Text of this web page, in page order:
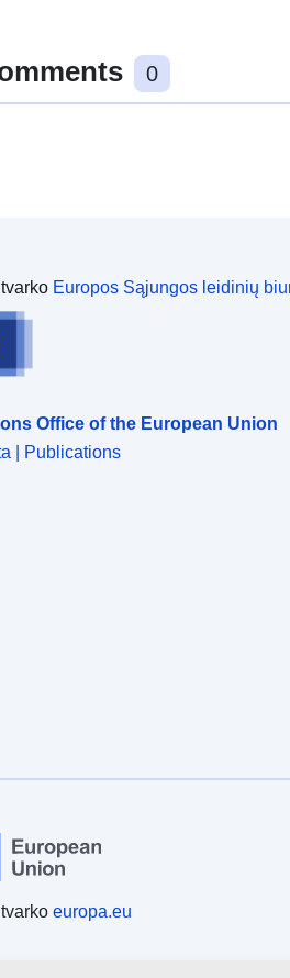
0
Europos Sąjungos leidinių
Office of the European Union
| Publications
europa.eu